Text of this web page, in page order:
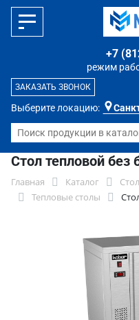
Выберите локацию:
режим
+7
ЗАКАЗАТЬ ЗВОНОК
Стол тепловой без
Главная Каталог
Тепловые столы